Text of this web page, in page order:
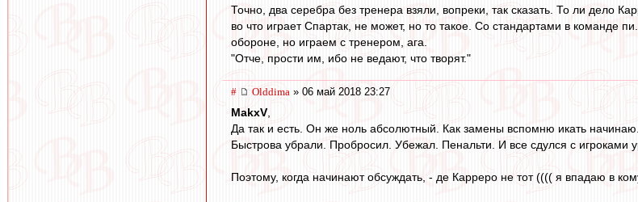
Точно, два серебра без тренера взяли, вопреки, так сказать. То ли дело
во что играет Спартак, не может, но то такое. Со стандартами в команде
обороне, но играем с тренером, ага.
"Отче, прости им, ибо не ведают, что творят."
# Olddima » 06 май 2018 23:27
MakxV,
Да так и есть. Он же ноль абсолютный. Как замены вспомню икать начинаю.
Быстрова убрали. Пробросил. Убежал. Пенальти. И все сдулся с игроками
Поэтому, когда начинают обсуждать, - де Карреро не тот (((( я впадаю в